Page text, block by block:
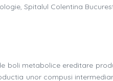
Spitalul Colentina
boli metabolice ereditare
unor compusi